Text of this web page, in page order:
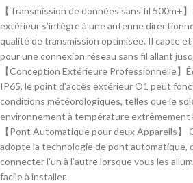
【Transmission de données sans fil 500m+
extérieur s’intègre à une antenne
qualité de transmission optimisée. Il capte
pour une connexion réseau sans fil allant
【Conception Extérieure Professionnelle】
IP65, le point d’accès extérieur O1 peut
conditions météorologiques, telles que le
environnement à température extrêmement
【Pont Automatique pour deux Appareils】
adopte la technologie de pont automatique,
connecter l’un à l’autre lorsque vous les
facile à installer.